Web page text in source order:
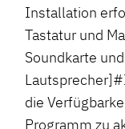
Installation
Tastatur und
Soundkarte und
die
Programm zu